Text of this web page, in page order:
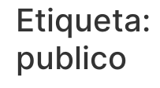
Etiqueta:
publico